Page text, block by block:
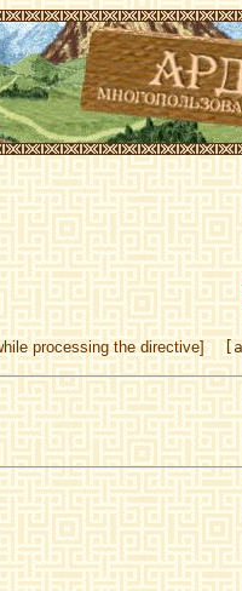
processing the directive]